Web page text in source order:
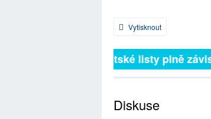
Vytisknout
Britské listy plně
Diskuse